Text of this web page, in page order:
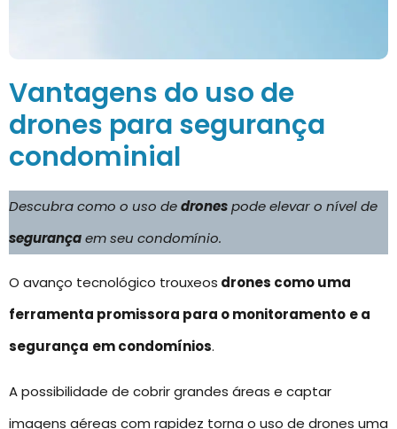
Vantagens do uso de
drones para segurança
condominial
Descubra como o uso dedronespode elevar o nível de
segurançaem seu condomínio.
O avanço tecnológico trouxeos drones como uma
ferramenta promissora para o monitoramento e a
segurança em condomínios.
A possibilidade de cobrir grandes áreas e captar
imagens aéreas com rapidez torna o uso de drones uma